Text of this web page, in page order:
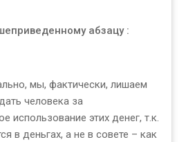
абзацу :
мы, фактически, лишаем
человека за
использование этих денег, т.к.
в деньгах, а не в совете – как